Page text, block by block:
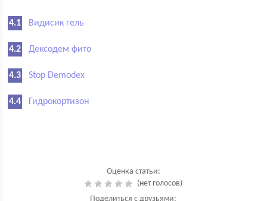
Видисик гель
Дексодем фито
Stop Demodex
Гидрокортизон
Оценка статьи:
(нет голосов)
Поделиться с друзьями: